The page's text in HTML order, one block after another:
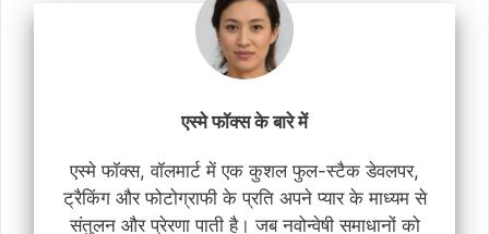
एस्मे फॉक्स के बारे में
एस्मे फॉक्स, वॉलमार्ट में एक कुशल फुल-स्टैक डेवलपर,
ट्रैकिंग और फोटोग्राफी के प्रति अपने प्यार के माध्यम से
संतुलन और प्रेरणा पाती है। जब नवोन्वेषी समाधानों को